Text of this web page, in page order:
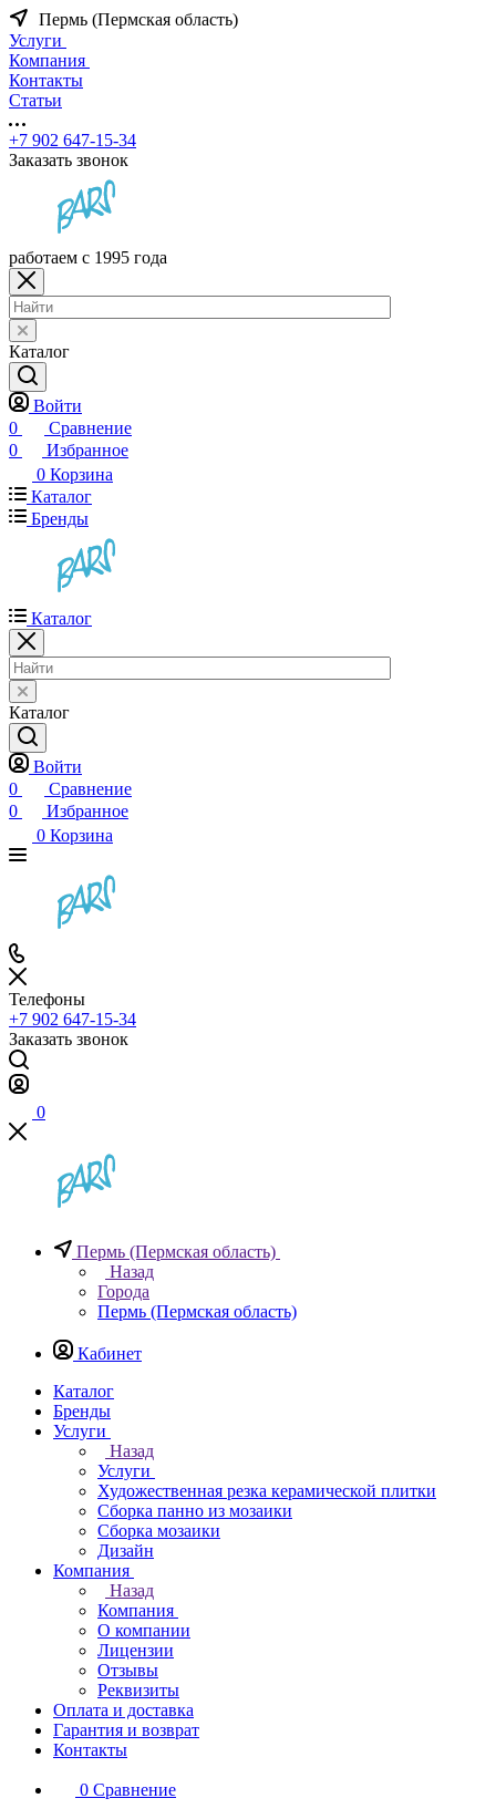
Пермь (Пермская область)
Услуги
Компания
Контакты
Статьи
+7 902 647-15-34
Заказать звонок
работаем с 1995 года
Каталог
Войти
0
Сравнение
0
Избранное
0 Корзина
Каталог
Бренды
Каталог
Каталог
Войти
0
Сравнение
0
Избранное
0 Корзина
Телефоны
+7 902 647-15-34
Заказать звонок
0
Пермь (Пермская область)
Назад
Города
Пермь (Пермская область)
Кабинет
Каталог
Бренды
Услуги
Назад
Услуги
Художественная резка керамической плитки
Сборка панно из мозаики
Сборка мозаики
Дизайн
Компания
Назад
Компания
О компании
Лицензии
Отзывы
Реквизиты
Оплата и доставка
Гарантия и возврат
Контакты
0 Сравнение